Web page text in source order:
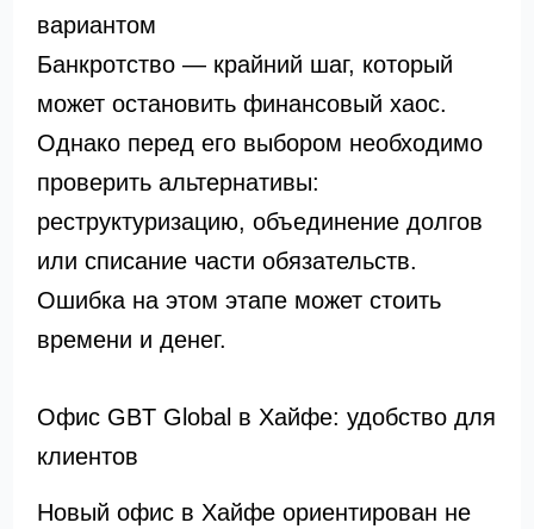
вариантом
Банкротство — крайний шаг, который
может остановить финансовый хаос.
Однако перед его выбором необходимо
проверить альтернативы:
реструктуризацию, объединение долгов
или списание части обязательств.
Ошибка на этом этапе может стоить
времени и денег.
Офис GBT Global в Хайфе: удобство для
клиентов
Новый офис в Хайфе ориентирован не